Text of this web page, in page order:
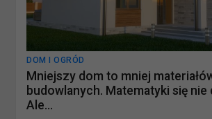
DOM I OGRÓD
Mniejszy dom to mniej
budowlanych. Matematyki się nie
Ale…